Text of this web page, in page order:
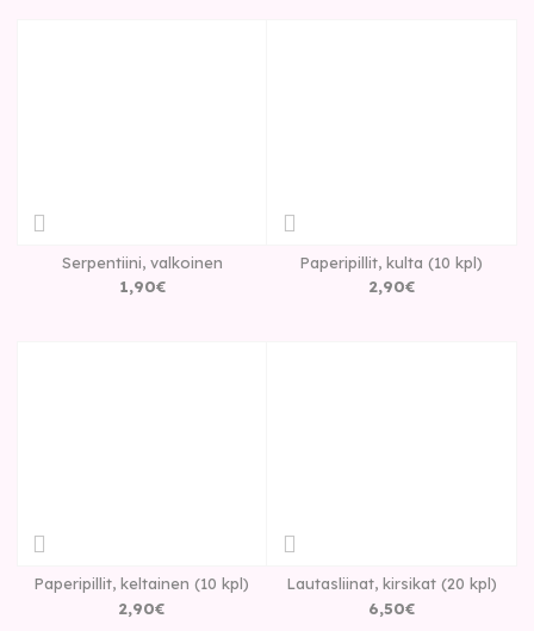
Serpentiini, valkoinen
1,90€
Paperipillit, kulta (10 kpl)
2,90€
Paperipillit, keltainen (10 kpl)
2,90€
Lautasliinat, kirsikat (20 kpl)
6,50€